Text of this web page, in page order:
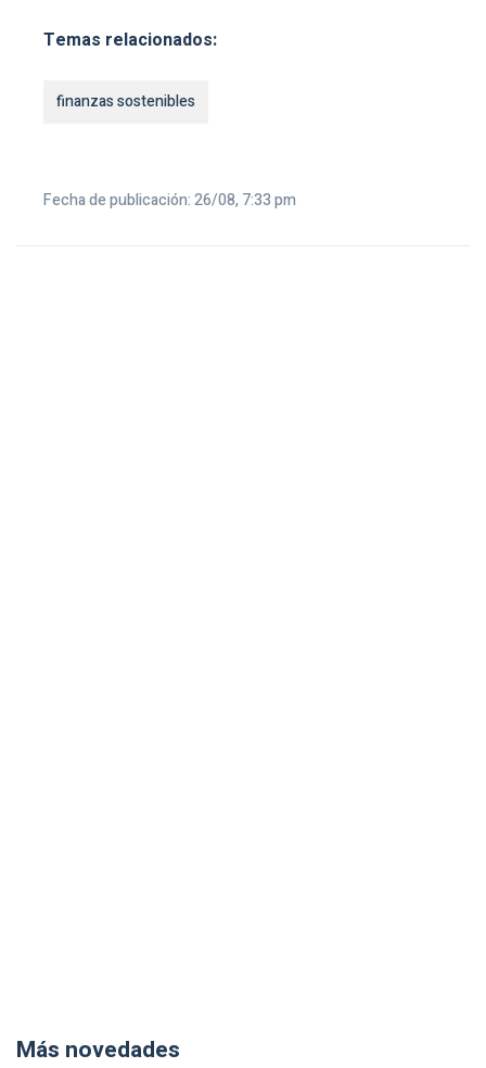
Temas relacionados:
finanzas sostenibles
Fecha de publicación: 26/08, 7:33 pm
Más novedades